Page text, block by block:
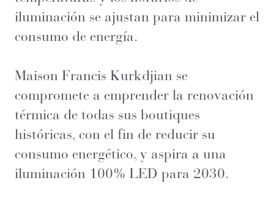
iluminación se ajustan para minimizar el
consumo de energía.
Maison Francis Kurkdjian se
compromete a emprender la renovación
térmica de todas sus boutiques
históricas, con el fin de reducir su
consumo energético, y aspira a una
iluminación 100% LED para 2030.